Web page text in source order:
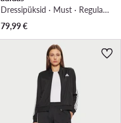
Dressipüksid · Must · Regular Fit
79,99€